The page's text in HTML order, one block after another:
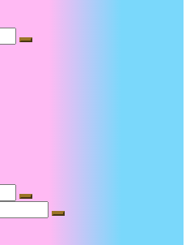
Suche
Suche
Suche